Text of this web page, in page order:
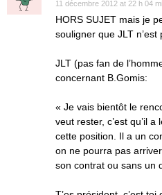
11 décembre 2012 at 22 h 04
HORS SUJET mais je
souligner que JLT
JLT (pas fan de
concernant B.Gomis:
« Je vais bientôt le
veut rester, c’est qu’il
cette position. Il a un
on ne pourra pas
son contrat ou sans un